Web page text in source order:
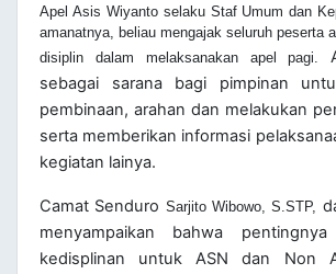
Apel Asis Wiyanto selaku Staf Umum dan
amanatnya, beliau mengajak seluruh peserta
disiplin dalam melaksanakan apel pagi.
sebagai sarana bagi pimpinan
pembinaan, arahan dan melakukan
serta memberikan informasi
kegiatan lainya.
Camat Senduro Sarjito Wibowo, S.STP,
menyampaikan bahwa pentingnya
kedisplinan untuk ASN dan Non